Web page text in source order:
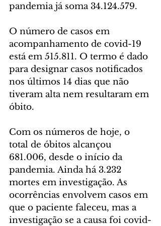
pandemia já soma 34.124.579.
O número de casos em
acompanhamento de covid-19
está em 515.811. O termo é dado
para designar casos notificados
nos últimos 14 dias que não
tiveram alta nem resultaram em
óbito.
Com os números de hoje, o
total de óbitos alcançou
681.006, desde o início da
pandemia. Ainda há 3.232
mortes em investigação. As
ocorrências envolvem casos em
que o paciente faleceu, mas a
investigação se a causa foi covid-